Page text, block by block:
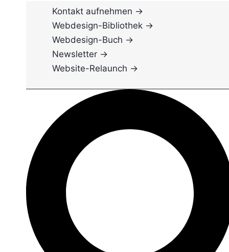
Kontakt aufnehmen →
Webdesign-Bibliothek →
Webdesign-Buch →
Newsletter →
Website-Relaunch →